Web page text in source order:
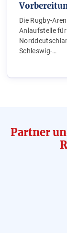
Die Rugby-
Anlaufstelle
Schleswig-…
Partner